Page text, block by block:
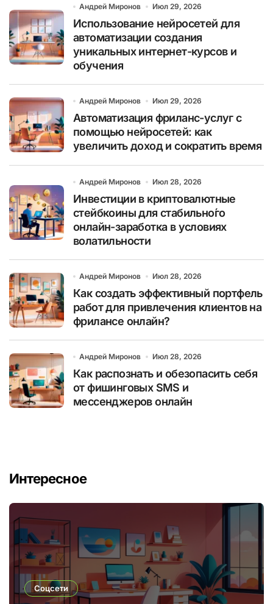
Андрей Миронов Июл 29, 2026
Использование нейросетей для
автоматизации создания
уникальных интернет-курсов и
обучения
Андрей Миронов Июл 29, 2026
Автоматизация фриланс-услуг с
помощью нейросетей: как
увеличить доход и сократить время
Андрей Миронов Июл 28, 2026
Инвестиции в криптовалютные
стейбкоины для стабильно́го
онлайн-заработка в условиях
волатильности
Андрей Миронов Июл 28, 2026
Как создать эффективный портфель
работ для привлечения клиентов на
фрилансе онлайн?
Андрей Миронов Июл 28, 2026
Как распознать и обезопасить себя
от фишинговых SMS и
мессенджеров онлайн
Интересное
Соцсети